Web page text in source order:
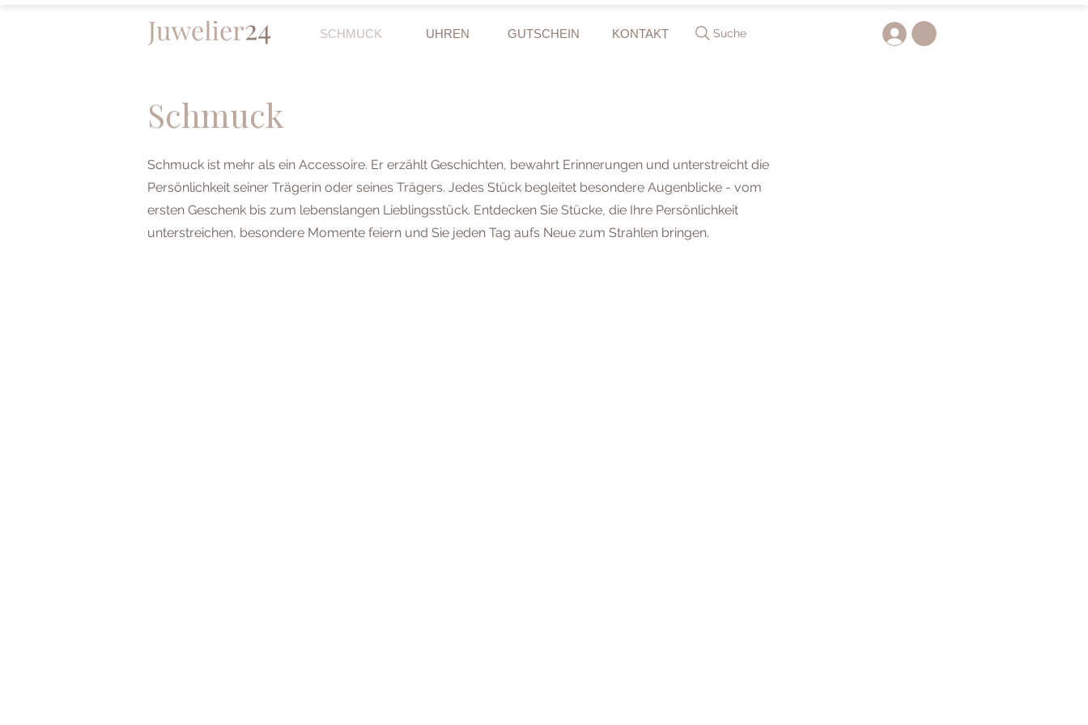
SCHMUCK UHREN GUTSCHEIN KONTAKT Suche
Schmuck
Schmuck ist mehr als ein Accessoire. Er erzählt Geschichten, bewahrt Erinnerungen und unterstreicht die
Persönlichkeit seiner Trägerin oder seines Trägers. Jedes Stück begleitet besondere Augenblicke - vom
ersten Geschenk bis zum lebenslangen Lieblingsstück. Entdecken Sie Stücke, die Ihre Persönlichkeit
unterstreichen, besondere Momente feiern und Sie jeden Tag aufs Neue zum Strahlen bringen.